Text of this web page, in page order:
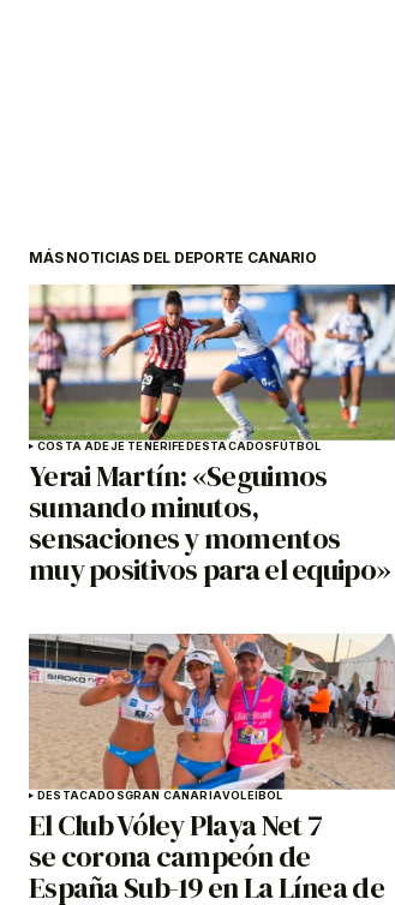
MÁS NOTICIAS DEL DEPORTE CANARIO
COSTA ADEJE TENERIFEDESTACADOSFÚTBOL
Yerai Martín: «Seguimos
sumando minutos,
sensaciones y momentos
muy positivos para el equipo»
DESTACADOSGRAN CANARIAVOLEIBOL
El Club Vóley Playa Net 7
se corona campeón de
España Sub-19 en La Línea de